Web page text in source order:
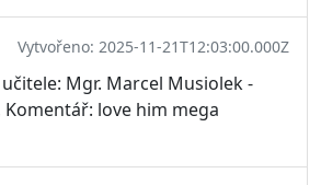
Vytvořeno: 2025-11-21T12:03:00.000Z
Mgr. Marcel Musiolek -
love him mega